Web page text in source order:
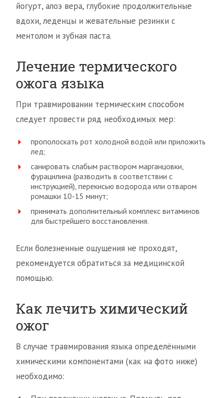
йогурт, алоэ вера, глубокие продолжительные
вдохи, леденцы и жевательные резинки с
ментолом и зубная паста.
Лечение термического
ожога языка
При травмировании термическим способом
следует провести ряд необходимых мер:
прополоскать рот холодной водой или приложить
лед;
санировать слабым раствором марганцовки,
фурацилина (разводить в соответствии с
инструкцией), перекисью водорода или отваром
ромашки 10-15 минут;
принимать дополнительный комплекс витаминов
для быстрейшего восстановления.
Если болезненные ощущения не проходят,
рекомендуется обратиться за медицинской
помощью.
Как лечить химический
ожог
В случае травмирования языка определёнными
химическими компонентами (как на фото ниже)
необходимо: